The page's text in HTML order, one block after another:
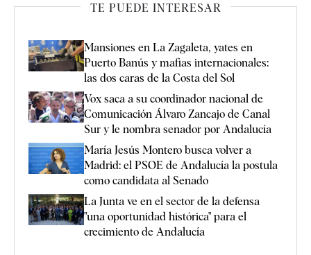
TE PUEDE INTERESAR
Mansiones en La Zagaleta, yates en
Puerto Banús y mafias internacionales:
las dos caras de la Costa del Sol
Vox saca a su coordinador nacional de
Comunicación Álvaro Zancajo de Canal
Sur y le nombra senador por Andalucía
María Jesús Montero busca volver a
Madrid: el PSOE de Andalucía la postula
como candidata al Senado
La Junta ve en el sector de la defensa
"una oportunidad histórica" para el
crecimiento de Andalucía